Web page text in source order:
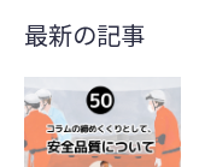
最新の記事